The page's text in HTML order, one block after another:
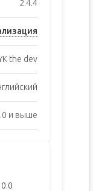
2.4.4
the dev
и выше
0.0